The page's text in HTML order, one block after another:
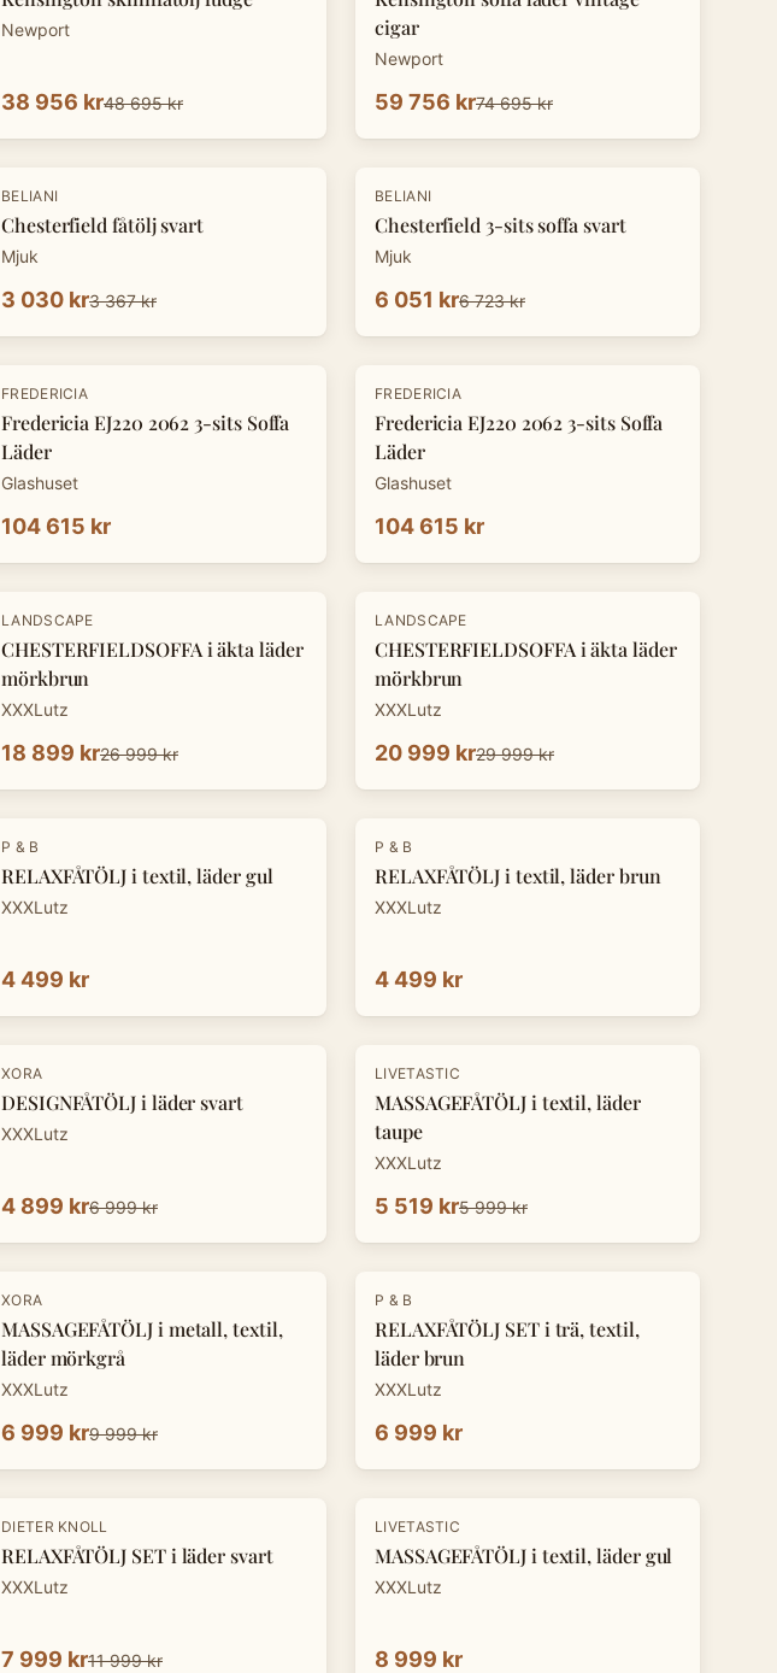
Newport
38 956 kr48 695 kr
cigar
Newport
59 756 kr74 695 kr
-10 %
BELIANI
Chesterfield fåtölj svart
Mjuk
3 030 kr3 367 kr
-10 %
BELIANI
Chesterfield 3-sits soffa svart
Mjuk
6 051 kr6 723 kr
FREDERICIA
Fredericia EJ220 2062 3-sits Soffa
Läder
Glashuset
104 615 kr
FREDERICIA
Fredericia EJ220 2062 3-sits Soffa
Läder
Glashuset
104 615 kr
- 30%
LANDSCAPE
CHESTERFIELDSOFFA i äkta läder
mörkbrun
XXXLutz
18 899 kr26 999 kr
- 30%
LANDSCAPE
CHESTERFIELDSOFFA i äkta läder
mörkbrun
XXXLutz
20 999 kr29 999 kr
P & B
RELAXFÅTÖLJ i textil, läder gul
XXXLutz
4 499 kr
P & B
RELAXFÅTÖLJ i textil, läder brun
XXXLutz
4 499 kr
-30%
XORA
DESIGNFÅTÖLJ i läder svart
XXXLutz
4 899 kr6 999 kr
- 8%
LIVETASTIC
MASSAGEFÅTÖLJ i textil, läder
taupe
XXXLutz
5 519 kr5 999 kr
-30%
XORA
MASSAGEFÅTÖLJ i metall, textil,
läder mörkgrå
XXXLutz
6 999 kr9 999 kr
P & B
RELAXFÅTÖLJ SET i trä, textil,
läder brun
XXXLutz
6 999 kr
-33%
DIETER KNOLL
RELAXFÅTÖLJ SET i läder svart
XXXLutz
7 999 kr11 999 kr
LIVETASTIC
MASSAGEFÅTÖLJ i textil, läder gul
XXXLutz
8 999 kr